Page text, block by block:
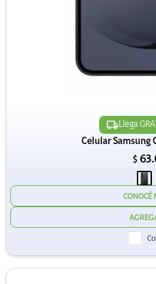
Llega
Celular Samsung
$
CONOCÉ